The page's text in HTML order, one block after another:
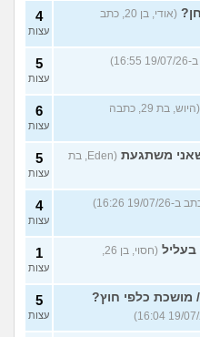
(אודי, בן 20, כתב
4
עצות
5
עצות
(היוש, בת 29, כתבה
6
עצות
משתגעת
(Eden, בת
5
עצות
4
עצות
בעליל
(חסוי, בן 26,
1
עצות
מושכת כלפי חוץ? 5
עצות